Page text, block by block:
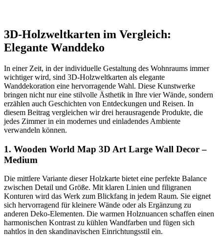
3D-Holzweltkarten im Vergleich:
Elegante Wanddeko
In einer Zeit, in der individuelle Gestaltung des Wohnraums immer
wichtiger wird, sind 3D-Holzweltkarten als elegante
Wanddekoration eine hervorragende Wahl. Diese Kunstwerke
bringen nicht nur eine stilvolle Ästhetik in Ihre vier Wände, sondern
erzählen auch Geschichten von Entdeckungen und Reisen. In
diesem Beitrag vergleichen wir drei herausragende Produkte, die
jedes Zimmer in ein modernes und einladendes Ambiente
verwandeln können.
1. Wooden World Map 3D Art Large Wall Decor –
Medium
Die mittlere Variante dieser Holzkarte bietet eine perfekte Balance
zwischen Detail und Größe. Mit klaren Linien und filigranen
Konturen wird das Werk zum Blickfang in jedem Raum. Sie eignet
sich hervorragend für kleinere Wände oder als Ergänzung zu
anderen Deko-Elementen. Die warmen Holznuancen schaffen einen
harmonischen Kontrast zu kühlen Wandfarben und fügen sich
nahtlos in den skandinavischen Einrichtungsstil ein.